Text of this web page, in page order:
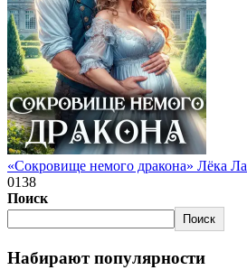
«Сокровище немого дракона» Лёка
0138
Поиск
Поиск
Набирают популярности